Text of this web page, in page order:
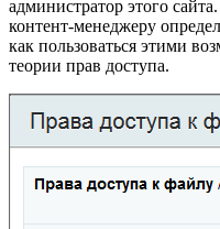
администратор этого
контент-менеджеру
как пользоваться этими
теории прав доступа.